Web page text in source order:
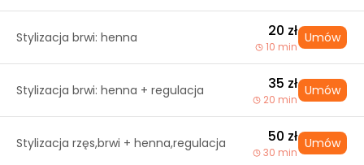
Stylizacja brwi: henna 20 zł
10 min
Umów
Stylizacja brwi: henna + regulacja 35 zł
20 min
Umów
Stylizacja rzęs,brwi + henna,regulacja 50 zł
30 min
Umów